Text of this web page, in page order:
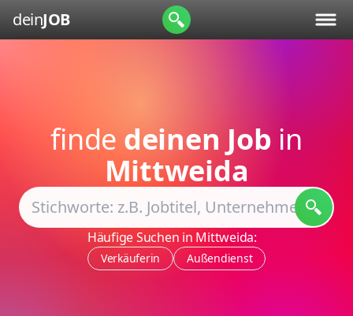
deinJOB
finde deinen Job in
Mittweida
Häufige Suchen in Mittweida:
Verkäuferin Außendienst